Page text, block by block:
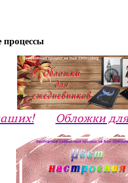
процессы
Обложки